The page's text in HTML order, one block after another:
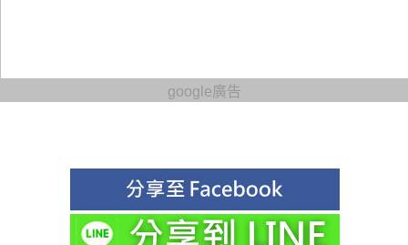
google廣告